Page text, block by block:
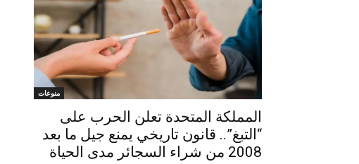
منوعات
المملكة المتحدة تعلن الحرب على
“التبغ”.. قانون تاريخي يمنع جيل ما بعد
2008 من شراء السجائر مدى الحياة